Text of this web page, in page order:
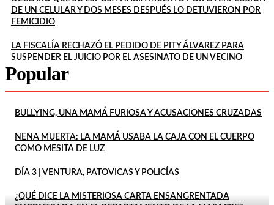
DE UN CELULAR Y DOS MESES DESPUÉS LO DETUVIERON POR
FEMICIDIO
LA FISCALÍA RECHAZÓ EL PEDIDO DE PITY ÁLVAREZ PARA
SUSPENDER EL JUICIO POR EL ASESINATO DE UN VECINO
Popular
BULLYING, UNA MAMÁ FURIOSA Y ACUSACIONES CRUZADAS
NENA MUERTA: LA MAMÁ USABA LA CAJA CON EL CUERPO
COMO MESITA DE LUZ
DÍA 3 | VENTURA, PATOVICAS Y POLICÍAS
¿QUÉ DICE LA MISTERIOSA CARTA ENSANGRENTADA